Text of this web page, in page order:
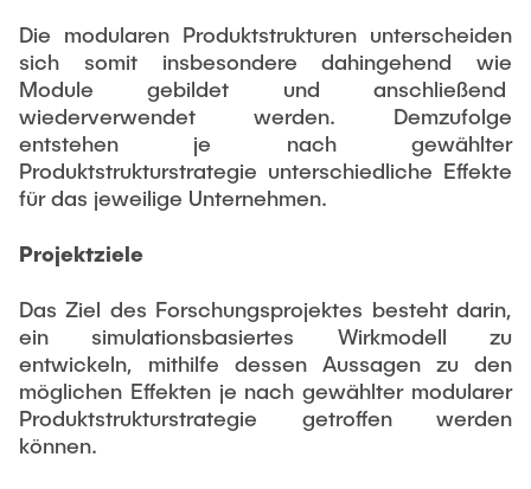
Die modularen Produktstrukturen unterscheiden
sich somit insbesondere dahingehend wie
Module gebildet und anschließend
wiederverwendet werden. Demzufolge
entstehen je nach gewählter
Produktstrukturstrategie unterschiedliche Effekte
für das jeweilige Unternehmen.
Projektziele
Das Ziel des Forschungsprojektes besteht darin,
ein simulationsbasiertes Wirkmodell zu
entwickeln, mithilfe dessen Aussagen zu den
möglichen Effekten je nach gewählter modularer
Produktstrukturstrategie getroffen werden
können.